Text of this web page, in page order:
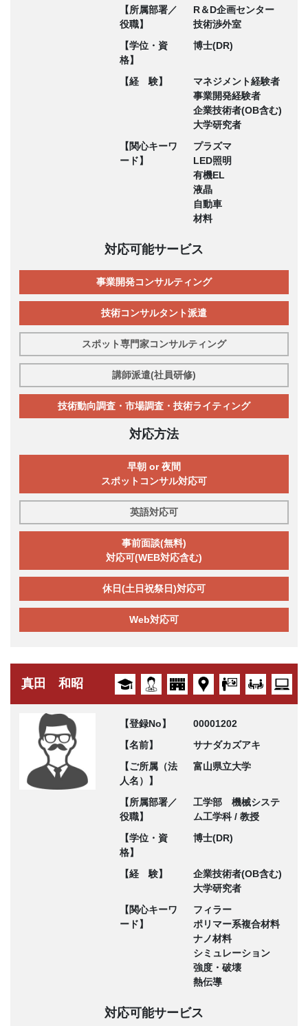
【所属部署／
役職】
R＆D企画センター
技術渉外室
【学位・資
格】
博士(DR)
【経 験】
マネジメント経験者
事業開発経験者
企業技術者(OB含む)
大学研究者
【関心キーワ
ード】
プラズマ
LED照明
有機EL
液晶
自動車
材料
対応可能サービス
事業開発コンサルティング
技術コンサルタント派遣
スポット専門家コンサルティング
講師派遣(社員研修)
技術動向調査・市場調査・技術ライティング
対応方法
早朝 or 夜間
スポットコンサル対応可
英語対応可
事前面談(無料)
対応可(WEB対応含む)
休日(土日祝祭日)対応可
Web対応可
真田 和昭
【登録No】
00001202
【名前】
サナダカズアキ
【ご所属（法
人名）】
富山県立大学
【所属部署／
役職】
工学部 機械システ
ム工学科 / 教授
【学位・資
格】
博士(DR)
【経 験】
企業技術者(OB含む)
大学研究者
【関心キーワ
ード】
フィラー
ポリマー系複合材料
ナノ材料
シミュレーション
強度・破壊
熱伝導
対応可能サービス